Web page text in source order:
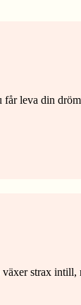
leva din
strax intill,